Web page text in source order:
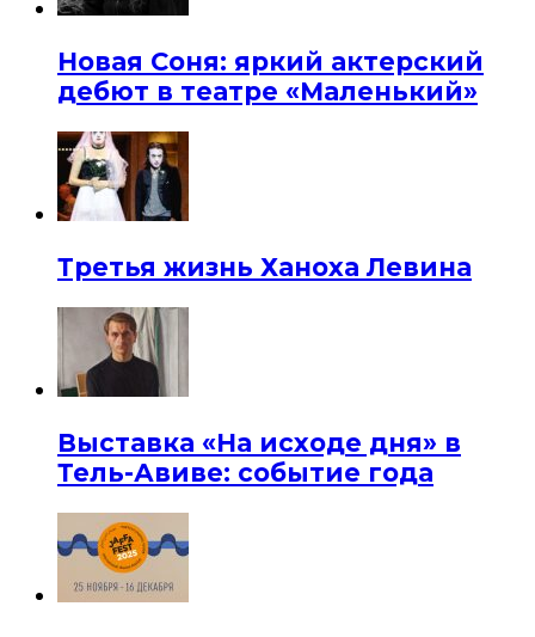
Новая Соня: яркий актерский
дебют в театре «Маленький»
Третья жизнь Ханоха Левина
Выставка «На исходе дня» в
Тель-Авиве: событие года